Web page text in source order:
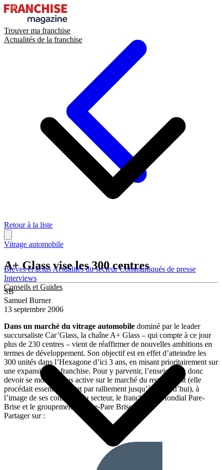
Trouver ma franchise
Actualités de la franchise
Brèves et actus Actualités du secteurCommuniqués de presse
Interviews
Conseils et Guides
Retour à la liste
Vitrage automobile
A+ Glass vise les 300 centres
SB
Samuel Burner
13 septembre 2006
Dans un marché du vitrage automobile dominé par le leader
succursaliste Car’Glass, la chaîne A+ Glass – qui compte à ce jour
plus de 230 centres – vient de réaffirmer de nouvelles ambitions en
termes de développement. Son objectif est en effet d’atteindre les
300 unités dans l’Hexagone d’ici 3 ans, en misant prioritairement sur
une expansion en franchise. Pour y parvenir, l’enseigne va donc
devoir se montrer plus active sur le marché du recrutement (elle
procédait essentiellement par ralliement jusqu’à aujourd’hui), à
l’image de ses confrères du secteur, le franchiseur Mondial Pare-
Brise et le groupement France-Pare Brise.
Partager sur :